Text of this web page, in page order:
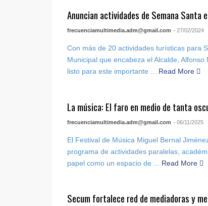
Anuncian actividades de Semana Santa
frecuenciamultimedia.adm@gmail.com - 27/02/2024
Con más de 20 actividades turísticas para
Municipal que encabeza el Alcalde,
listo para este importante ...
Read More
La música: El faro en medio de tanta
frecuenciamultimedia.adm@gmail.com - 06/11/2025
El Festival de Música Miguel Bernal
programa de actividades paralelas,
papel como un espacio de ...
Read More
Secum fortalece red de mediadoras y